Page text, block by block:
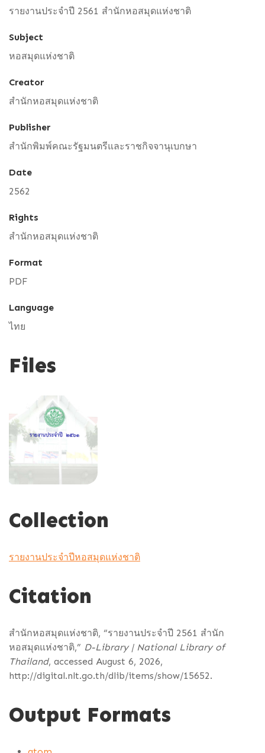
รายงานประจำปี 2561 สำนักหอสมุดแห่งชาติ
Subject
หอสมุดแห่งชาติ
Creator
สำนักหอสมุดแห่งชาติ
Publisher
สำนักพิมพ์คณะรัฐมนตรีและราชกิจจานุเบกษา
Date
2562
Rights
สำนักหอสมุดแห่งชาติ
Format
PDF
Language
ไทย
Files
Collection
รายงานประจำปีหอสมุดแห่งชาติ
Citation
สำนักหอสมุดแห่งชาติ, “รายงานประจำปี 2561 สำนัก
หอสมุดแห่งชาติ,” D-Library | National Library of
Thailand, accessed August 6, 2026,
http://digital.nlt.go.th/dlib/items/show/15652.
Output Formats